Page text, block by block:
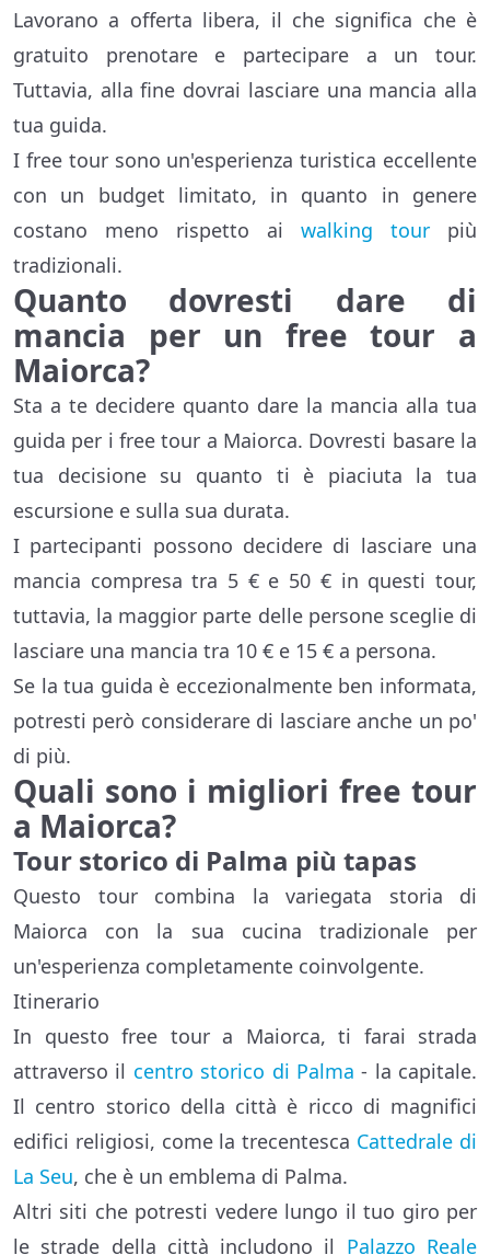
Lavorano a offerta libera, il che significa che è
gratuito prenotare e partecipare a un tour.
Tuttavia, alla fine dovrai lasciare una mancia alla
tua guida.
I free tour sono un'esperienza turistica eccellente
con un budget limitato, in quanto in genere
costano meno rispetto ai walking tour più
tradizionali.
Quanto dovresti dare di
mancia per un free tour a
Maiorca?
Sta a te decidere quanto dare la mancia alla tua
guida per i free tour a Maiorca. Dovresti basare la
tua decisione su quanto ti è piaciuta la tua
escursione e sulla sua durata.
I partecipanti possono decidere di lasciare una
mancia compresa tra 5 € e 50 € in questi tour,
tuttavia, la maggior parte delle persone sceglie di
lasciare una mancia tra 10 € e 15 € a persona.
Se la tua guida è eccezionalmente ben informata,
potresti però considerare di lasciare anche un po'
di più.
Quali sono i migliori free tour
a Maiorca?
Tour storico di Palma più tapas
Questo tour combina la variegata storia di
Maiorca con la sua cucina tradizionale per
un'esperienza completamente coinvolgente.
Itinerario
In questo free tour a Maiorca, ti farai strada
attraverso il centro storico di Palma - la capitale.
Il centro storico della città è ricco di magnifici
edifici religiosi, come la trecentesca Cattedrale di
La Seu, che è un emblema di Palma.
Altri siti che potresti vedere lungo il tuo giro per
le strade della città includono il Palazzo Reale